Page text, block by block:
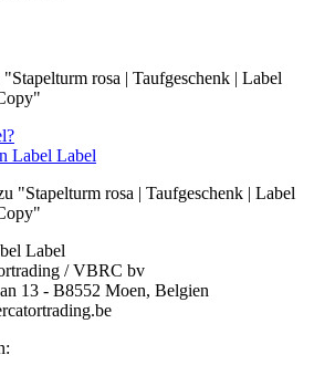
rosa | Taufgeschenk | Label
Label Label
"Stapelturm rosa | Taufgeschenk | Label
Label
/ VBRC bv
13 - B8552 Moen, Belgien